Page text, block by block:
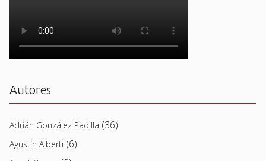
Autores
Adrián González Padilla (36)
Agustín Alberti (6)